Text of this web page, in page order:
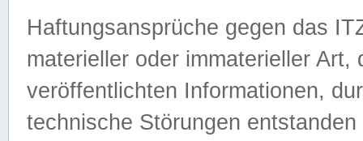
Haftungsansprüche gegen das
materieller oder immaterieller
veröffentlichten Informationen,
technische Störungen